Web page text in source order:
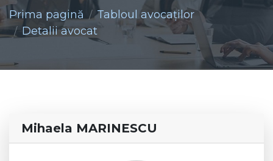
Prima pagină
Tabloul avocaţilor
Detalii avocat
Mihaela MARINESCU